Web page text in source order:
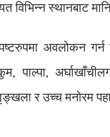
विभिन्न स्थानबाट
अवलोकन
पाल्पा,
र उच्च मनोरम